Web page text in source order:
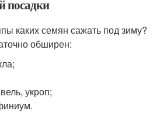
посадки
каких семян сажать под зиму?
обширен:
укроп;